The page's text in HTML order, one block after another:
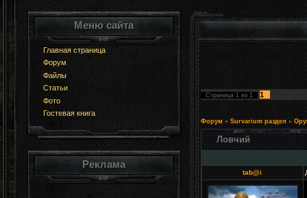
Меню сайта
Главная страница
Форум
Файлы
Статьи
Фото
Гостевая книга
Реклама
Страница 1 из 1 1
Форум » Survarium раздел »
Ловчий
tab@i